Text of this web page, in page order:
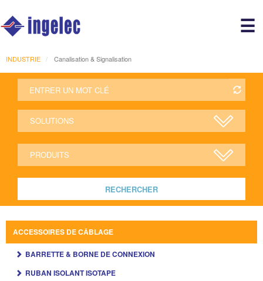
☰
INDUSTRIE Canalisation & Signalisation
RECHERCHER
ACCESSOIRES DE CÂBLAGE
BARRETTE & BORNE DE CONNEXION
RUBAN ISOLANT ISOTAPE